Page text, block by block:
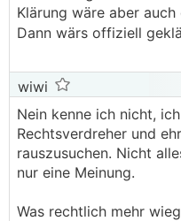
Höchstwahrscheinlich
Steuerbefreiung von
Veranlagungsfreibetrag
können. Dies nachdem
Aufwendungen, der
2023; bei
Gewinnfreibetrag
wurden.
Weiters gibt es eine
Gewinn zwischen 730
Klärung wäre aber auch
Dann wärs offiziell
wiwi
Nein kenne ich nicht,
Rechtsverdreher und
rauszusuchen. Nicht
nur eine Meinung.
Was rechtlich mehr